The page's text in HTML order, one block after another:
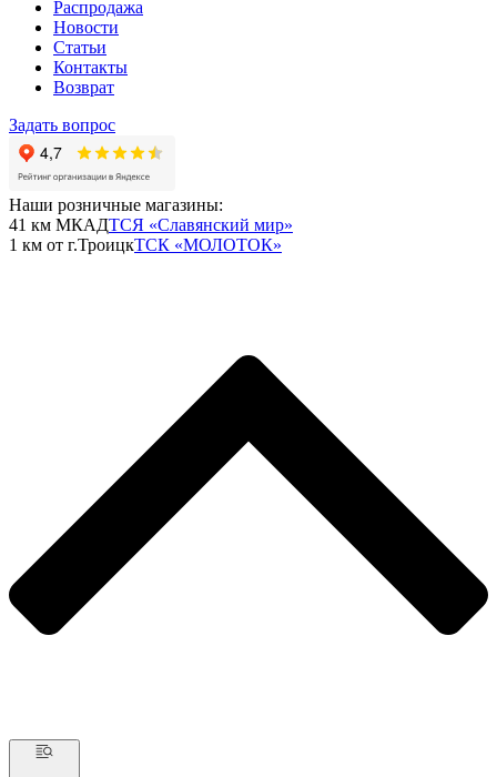
Распродажа
Новости
Статьи
Контакты
Возврат
Задать вопрос
Наши розничные магазины:
41 км МКАДТСЯ «Славянский мир»
1 км от г.ТроицкТСК «МОЛОТОК»